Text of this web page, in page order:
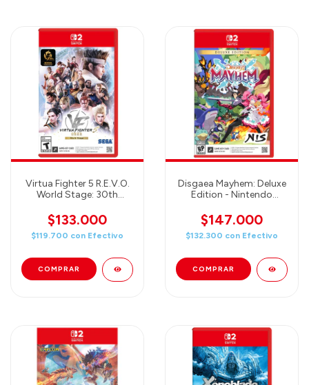
Virtua Fighter 5 R.E.V.O.
World Stage: 30th
Nintendo Switch 2
$133.000
$119.700 con Efectivo
Disgaea Mayhem: Deluxe
Edition - Nintendo
$147.000
$132.300 con Efectivo